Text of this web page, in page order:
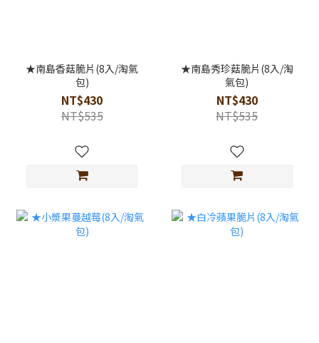
★南島香菇脆片(8入/淘氣
包)
NT$430
NT$535
★南島秀珍菇脆片(8入/淘
氣包)
NT$430
NT$535